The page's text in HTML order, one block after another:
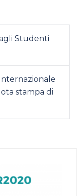
Studenti
stampa di